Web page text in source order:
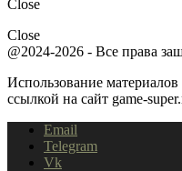
Close
Close
@2024-2026 - Все права
Использование материалов
ссылкой на сайт game-
Email
Telegram
Vk